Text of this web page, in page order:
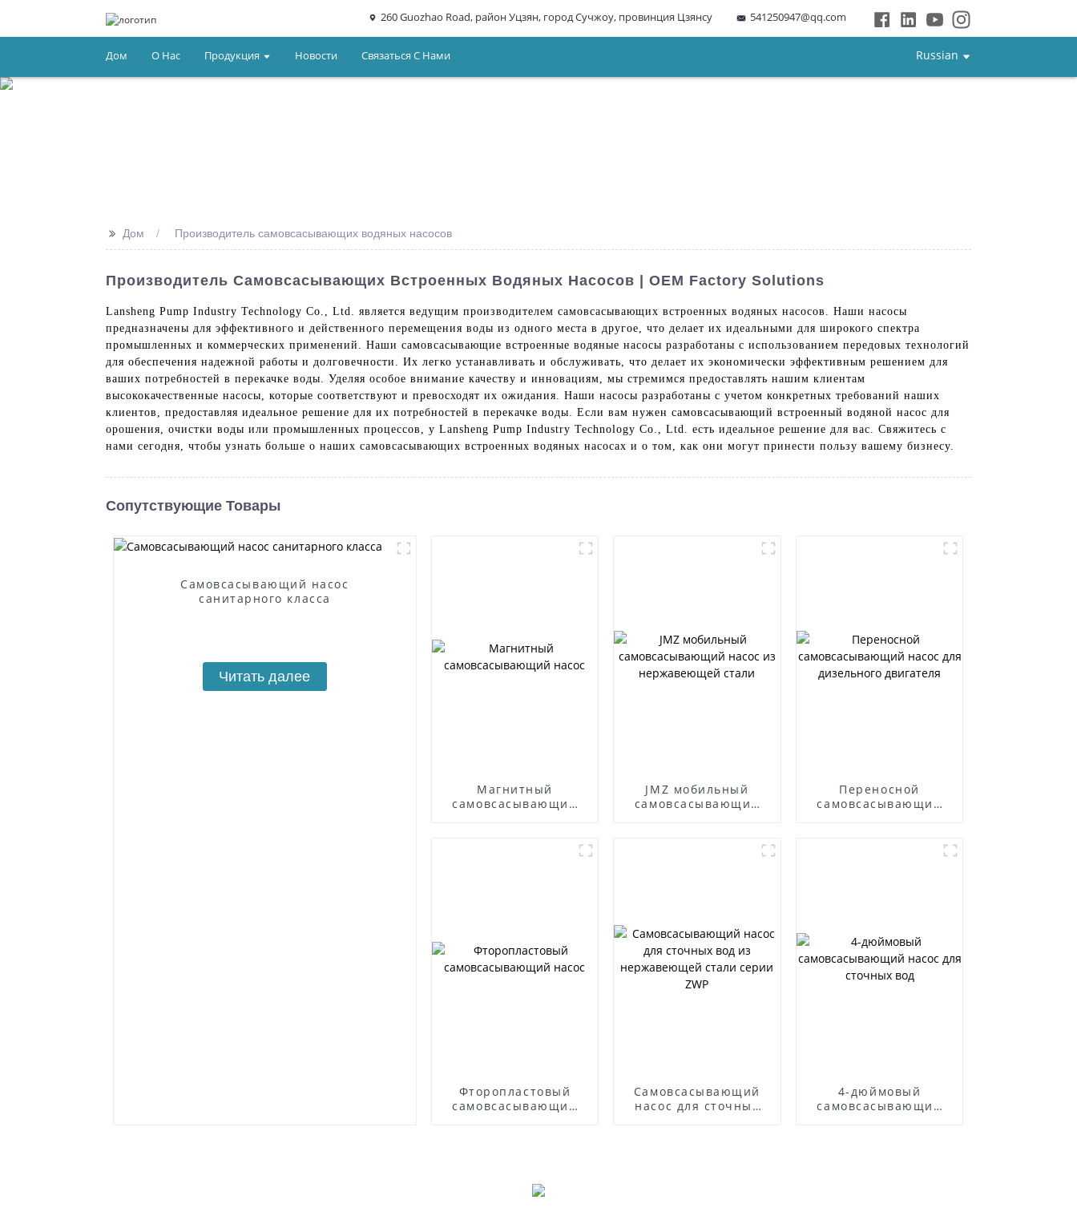
260 Guozhao Road, район Уцзян, город Сучжоу, провинция Цзянсу 541250947@qq.com
Дом О Нас Продукция Новости Связаться С Нами Russian
>> Дом Производитель самовсасывающих водяных насосов
Производитель Самовсасывающих Встроенных Водяных Насосов | OEM Factory Solutions
Lansheng Pump Industry Technology Co., Ltd. является ведущим производителем самовсасывающих встроенных водяных насосов. Наши насосы
предназначены для эффективного и действенного перемещения воды из одного места в другое, что делает их идеальными для широкого спектра
промышленных и коммерческих применений. Наши самовсасывающие встроенные водяные насосы разработаны с использованием передовых технологий
для обеспечения надежной работы и долговечности. Их легко устанавливать и обслуживать, что делает их экономически эффективным решением для
ваших потребностей в перекачке воды. Уделяя особое внимание качеству и инновациям, мы стремимся предоставлять нашим клиентам
высококачественные насосы, которые соответствуют и превосходят их ожидания. Наши насосы разработаны с учетом конкретных требований наших
клиентов, предоставляя идеальное решение для их потребностей в перекачке воды. Если вам нужен самовсасывающий встроенный водяной насос для
орошения, очистки воды или промышленных процессов, у Lansheng Pump Industry Technology Co., Ltd. есть идеальное решение для вас. Свяжитесь с
нами сегодня, чтобы узнать больше о наших самовсасывающих встроенных водяных насосах и о том, как они могут принести пользу вашему бизнесу.
Сопутствующие Товары
Самовсасывающий насос
санитарного класса
Читать далее
Магнитный
самовсасывающий
JMZ мобильный
самовсасывающий
Переносной
самовсасывающий
Фторопластовый
самовсасывающий
Самовсасывающий
насос для сточных
4-дюймовый
самовсасывающий